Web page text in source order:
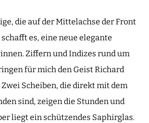
die auf der Mittelachse der Front
es, eine neue elegante
Ziffern und Indizes rund um
für mich den Geist Richard
Scheiben, die direkt mit dem
sind, zeigen die Stunden und
liegt ein schützendes Saphirglas.